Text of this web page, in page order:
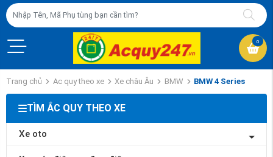
0
Trang chủ Ac quy theo xe Xe châu Âu BMW BMW 4 Series
TÌM ẮC QUY THEO XE
Xe oto